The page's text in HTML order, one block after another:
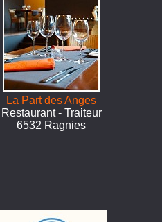
La Part des Anges
Restaurant - Traiteur
6532 Ragnies